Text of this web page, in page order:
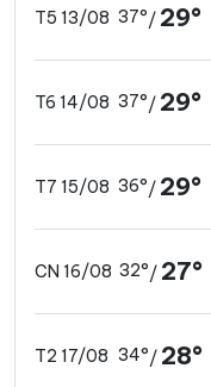
T5 13/08 37°/ 29°
T6 14/08 37°/ 29°
T7 15/08 36°/ 29°
CN 16/08 32°/ 27°
T2 17/08 34°/ 28°